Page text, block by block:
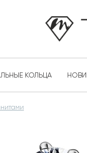
КОЛЬЦА